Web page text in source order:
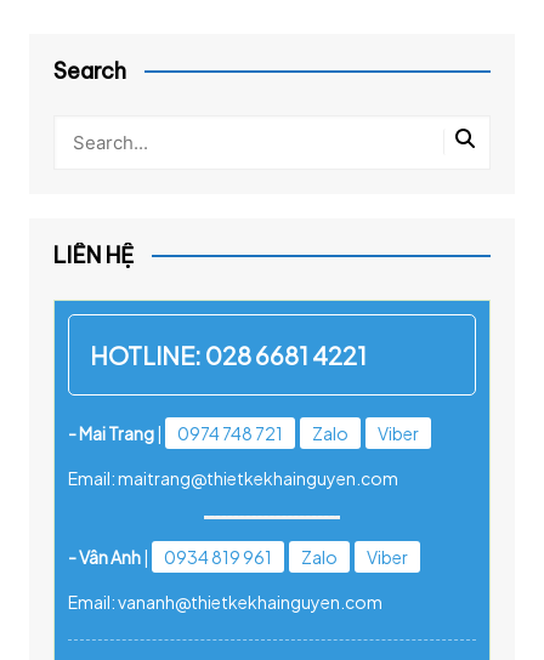
Search
LIÊN HỆ
HOTLINE: 028 6681 4221
- Mai Trang| 0974 748 721 Zalo Viber
Email: maitrang@thietkekhainguyen.com
- Vân Anh| 0934 819 961 Zalo Viber
Email: vananh@thietkekhainguyen.com